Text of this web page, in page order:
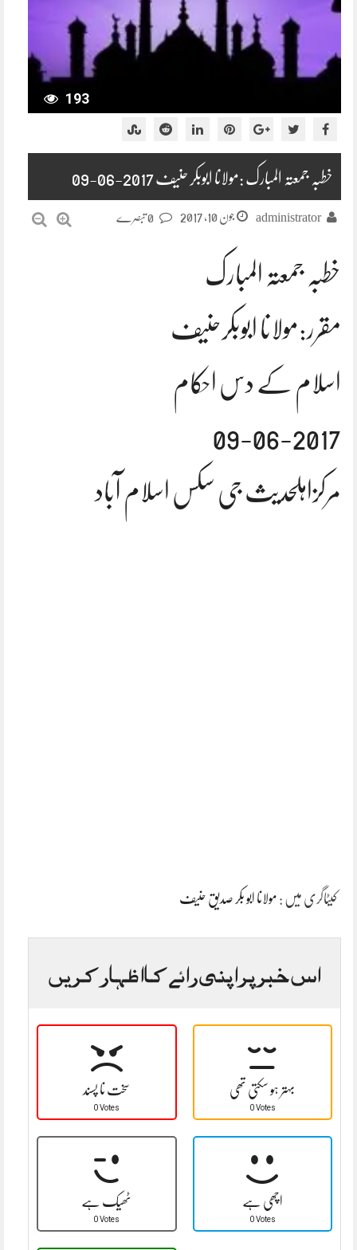
193
خطبہ جمعتہ المبارک :مولانا ابوبکر حنیف 2017-06-09
administrator جون 10, 2017
خطبہ جمعتہ المبارک
مقرر:مولانا ابوبکرحنیف
اسلام کے دس احکام
09-06-2017
مرکزاہلحدیث جی سکس اسلام آباد
کیٹاگری میں : مولانا ابو بکر صدیق حنیف
اس خبر پر اپنی رائے کا اظہار کریں
سخت نا پسند
0 Votes
بہتر ہو سکتی تھی
0 Votes
ٹھیک ہے
0 Votes
اچھی ہے
0 Votes